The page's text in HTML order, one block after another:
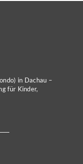
in Dachau –
für Kinder,